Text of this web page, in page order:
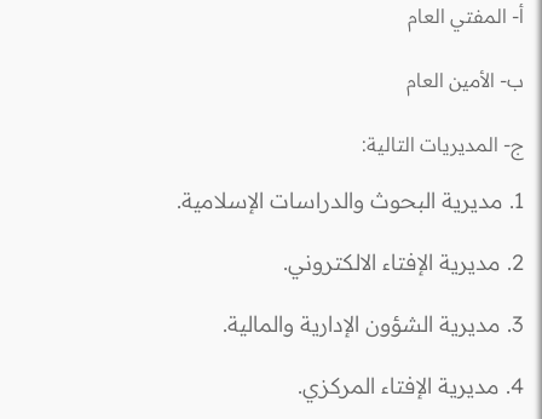
أ- المفتي العام
ب- الأمين العام
ج- المديريات التالية:
1. مديرية البحوث والدراسات الإسلامية.
2. مديرية الإفتاء الالكتروني.
3. مديرية الشؤون الإدارية والمالية.
4. مديرية الإفتاء المركزي.